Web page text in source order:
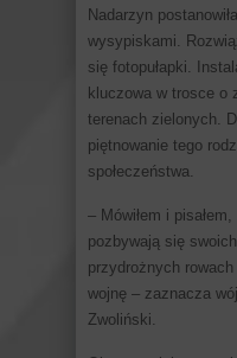
Nadarzyn
wysypiskami.
się fotopułapki.
kluczowa w trosce o
terenach zielonych.
piętnowanie tego
społeczeństwa.
– Mówiłem i
pozbywają się
przydrożnych
wojnę – zaznacza
Zwoliński.